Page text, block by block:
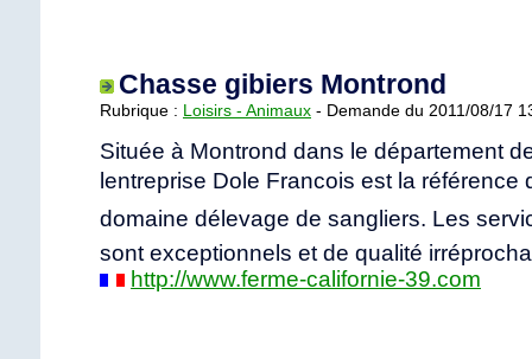
Chasse gibiers Montrond
Rubrique : Loisirs - Animaux - Demande du 2011/08/17
Située à Montrond dans le département
lentreprise Dole Francois est la référence
domaine délevage de sangliers. Les
sont exceptionnels et de qualité
http://www.ferme-californie-39.com